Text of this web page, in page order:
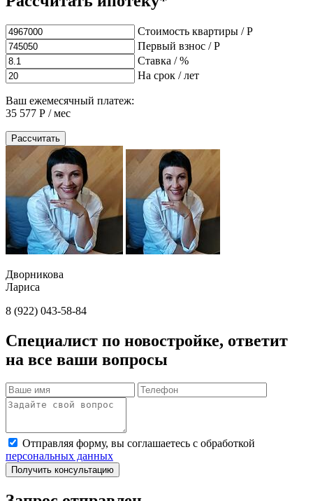
Стоимость квартиры / Р
Первый взнос / Р
Ставка / %
На срок / лет
Ваш ежемесячный платеж:
35 577 Р / мес
Рассчитать
Дворникова
Лариса
8 (922) 043-58-84
Специалист по новостройке, ответит
на все ваши вопросы
Отправляя форму, вы соглашаетесь с обработкой
персональных данных
Получить консультацию